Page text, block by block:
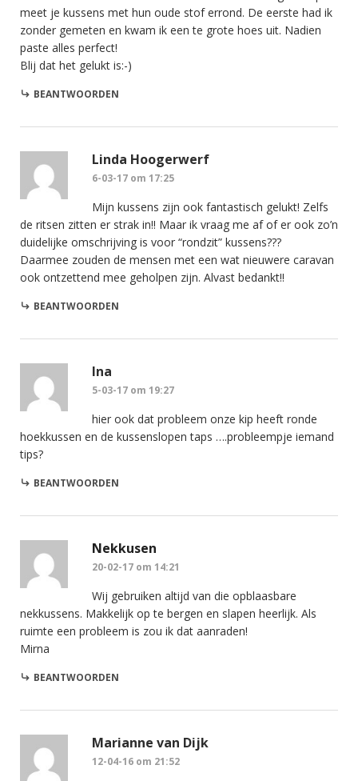
meet je kussens met hun oude stof errond. De eerste had ik
zonder gemeten en kwam ik een te grote hoes uit. Nadien
paste alles perfect!
Blij dat het gelukt is:-)
BEANTWOORDEN
Linda Hoogerwerf
6-03-17 om 17:25
Mijn kussens zijn ook fantastisch gelukt! Zelfs
de ritsen zitten er strak in!! Maar ik vraag me af of er ook zo’n
duidelijke omschrijving is voor “rondzit” kussens???
Daarmee zouden de mensen met een wat nieuwere caravan
ook ontzettend mee geholpen zijn. Alvast bedankt!!
BEANTWOORDEN
Ina
5-03-17 om 19:27
hier ook dat probleem onze kip heeft ronde
hoekkussen en de kussenslopen taps ….probleempje iemand
tips?
BEANTWOORDEN
Nekkusen
20-02-17 om 14:21
Wij gebruiken altijd van die opblaasbare
nekkussens. Makkelijk op te bergen en slapen heerlijk. Als
ruimte een probleem is zou ik dat aanraden!
Mirna
BEANTWOORDEN
Marianne van Dijk
12-04-16 om 21:52